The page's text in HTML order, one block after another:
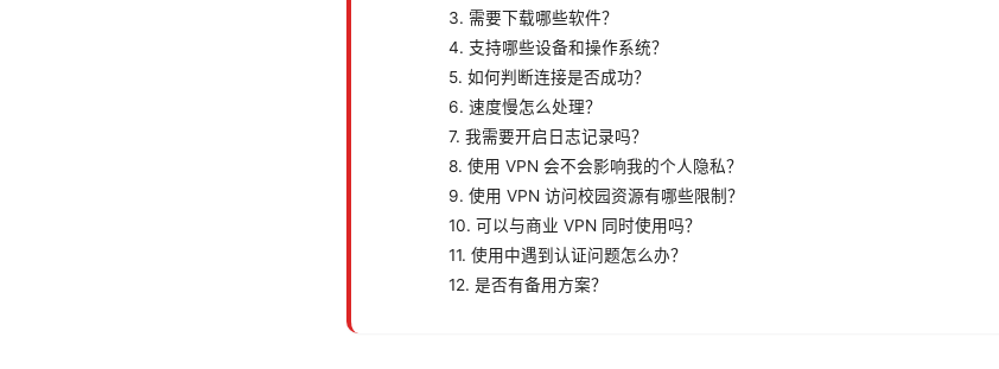
3. 需要下载哪些软件？
4. 支持哪些设备和操作系统？
5. 如何判断连接是否成功？
6. 速度慢怎么处理？
7. 我需要开启日志记录吗？
8. 使用 VPN 会不会影响我的个人隐私？
9. 使用 VPN 访问校园资源有哪些限制？
10. 可以与商业 VPN 同时使用吗？
11. 使用中遇到认证问题怎么办？
12. 是否有备用方案？